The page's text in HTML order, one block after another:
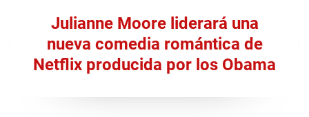
Julianne Moore liderará una
nueva comedia romántica de
Netflix producida por los Obama